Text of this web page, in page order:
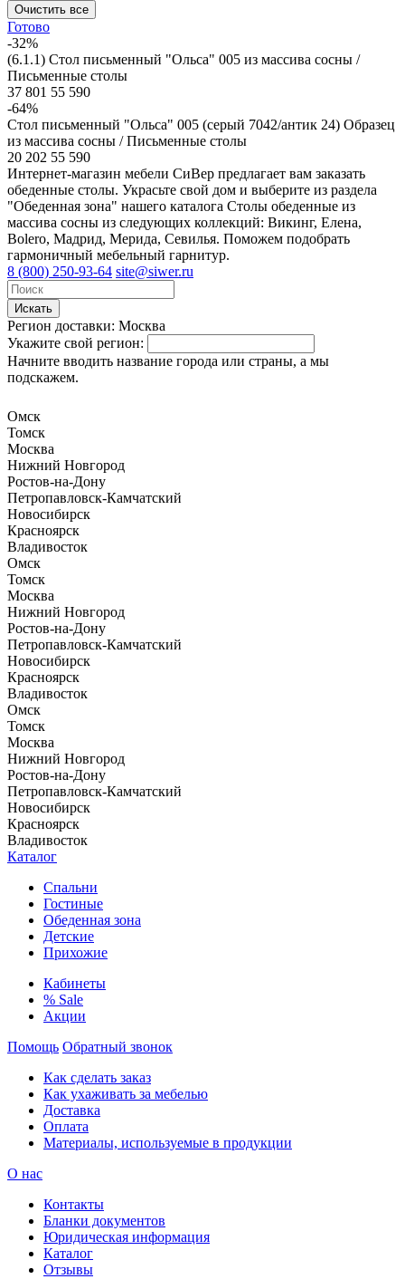
Очистить все
Готово
-32%
(6.1.1) Стол письменный "Ольса" 005 из массива сосны /
Письменные столы
37 801 55 590
-64%
Стол письменный "Ольса" 005 (серый 7042/антик 24) Образец
из массива сосны / Письменные столы
20 202 55 590
Интернет-магазин мебели СиВер предлагает вам заказать
обеденные столы. Украсьте свой дом и выберите из раздела
"Обеденная зона" нашего каталога Столы обеденные из
массива сосны из следующих коллекций: Викинг, Елена,
Bolero, Мадрид, Мерида, Севилья. Поможем подобрать
гармоничный мебельный гарнитур.
8 (800) 250-93-64 site@siwer.ru
Искать
Регион доставки: Москва
Укажите свой регион:
Начните вводить название города или страны, а мы
подскажем.
Омск
Томск
Москва
Нижний Новгород
Ростов-на-Дону
Петропавловск-Камчатский
Новосибирск
Красноярск
Владивосток
Омск
Томск
Москва
Нижний Новгород
Ростов-на-Дону
Петропавловск-Камчатский
Новосибирск
Красноярск
Владивосток
Омск
Томск
Москва
Нижний Новгород
Ростов-на-Дону
Петропавловск-Камчатский
Новосибирск
Красноярск
Владивосток
Каталог
Спальни
Гостиные
Обеденная зона
Детские
Прихожие
Кабинеты
% Sale
Акции
Помощь Обратный звонок
Как сделать заказ
Как ухаживать за мебелью
Доставка
Оплата
Материалы, используемые в продукции
О нас
Контакты
Бланки документов
Юридическая информация
Каталог
Отзывы